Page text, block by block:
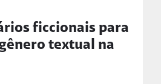
ficcionais para
textual na